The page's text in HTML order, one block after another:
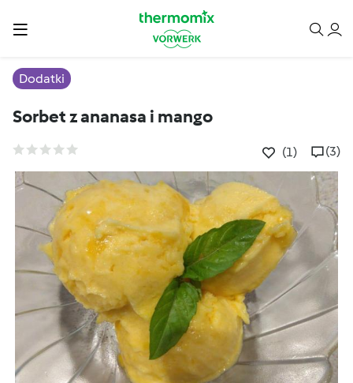
Dodatki
Sorbet z ananasa i mango
(1) (3)